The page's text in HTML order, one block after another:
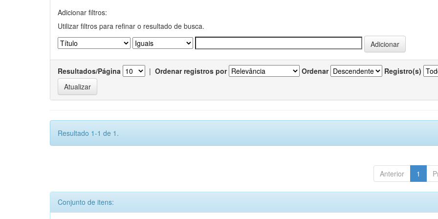
Adicionar filtros:
Utilizar filtros para refinar o resultado de busca.
Resultados/Página | Ordenar registros por Ordenar Registro(s)
Resultado 1-1 de 1.
Anterior 1
Conjunto de itens: